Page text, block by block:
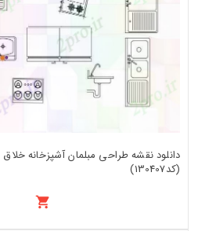
دانلود نقشه طراحی مبلمان آشپزخانه
(کد130407)